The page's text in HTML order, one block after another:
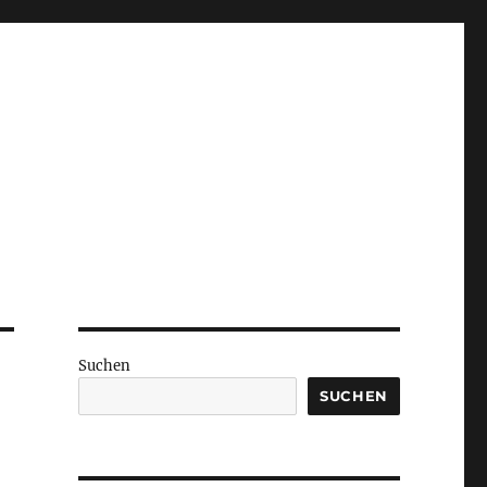
Suchen
SUCHEN